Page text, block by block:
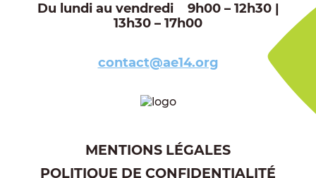
Du lundi au vendredi 9h00 – 12h30 |
13h30 – 17h00
contact@ae14.org
MENTIONS LÉGALES
POLITIQUE DE CONFIDENTIALITÉ